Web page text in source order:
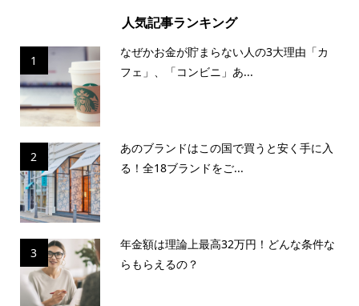
人気記事ランキング
1
なぜかお金が貯まらない人の3大理由「カ
フェ」、「コンビニ」あ...
2
あのブランドはこの国で買うと安く手に入
る！全18ブランドをご...
3
年金額は理論上最高32万円！どんな条件な
らもらえるの？